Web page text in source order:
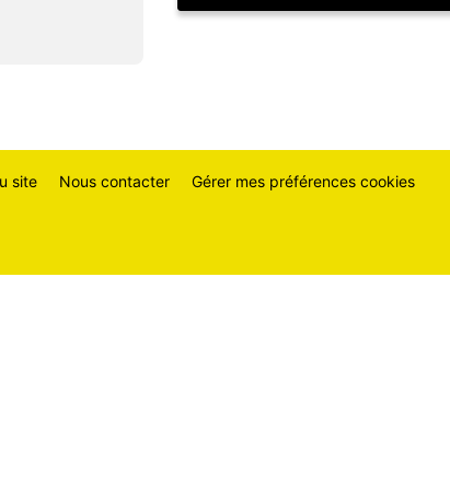
site Nous contacter Gérer mes préférences cookies